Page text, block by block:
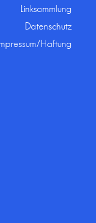
Linksammlung
Datenschutz
Haftung